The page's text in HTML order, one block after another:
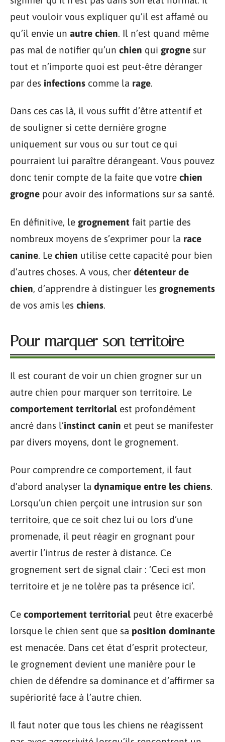
peut vouloir vous expliquer qu’il est affamé ou
qu’il envie un autre chien. Il n’est quand même
pas mal de notifier qu’un chien qui grogne sur
tout et n’importe quoi est peut-être déranger
par des infections comme la rage.
Dans ces cas là, il vous suffit d’être attentif et
de souligner si cette dernière grogne
uniquement sur vous ou sur tout ce qui
pourraient lui paraître dérangeant. Vous pouvez
donc tenir compte de la faite que votre chien
grogne pour avoir des informations sur sa santé.
En définitive, le grognement fait partie des
nombreux moyens de s’exprimer pour la race
canine. Le chien utilise cette capacité pour bien
d’autres choses. A vous, cher détenteur de
chien, d’apprendre à distinguer les grognements
de vos amis les chiens.
Pour marquer son territoire
Il est courant de voir un chien grogner sur un
autre chien pour marquer son territoire. Le
comportement territorial est profondément
ancré dans l’instinct canin et peut se manifester
par divers moyens, dont le grognement.
Pour comprendre ce comportement, il faut
d’abord analyser la dynamique entre les chiens.
Lorsqu’un chien perçoit une intrusion sur son
territoire, que ce soit chez lui ou lors d’une
promenade, il peut réagir en grognant pour
avertir l’intrus de rester à distance. Ce
grognement sert de signal clair : ‘Ceci est mon
territoire et je ne tolère pas ta présence ici’.
Ce comportement territorial peut être exacerbé
lorsque le chien sent que sa position dominante
est menacée. Dans cet état d’esprit protecteur,
le grognement devient une manière pour le
chien de défendre sa dominance et d’affirmer sa
supériorité face à l’autre chien.
Il faut noter que tous les chiens ne réagissent